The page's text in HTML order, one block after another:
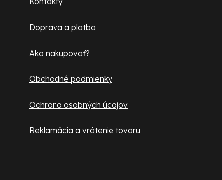
Doprava a platba
Ako nakupovať?
Obchodné podmienky
Ochrana osobných údajov
Reklamácia a vrátenie tovaru